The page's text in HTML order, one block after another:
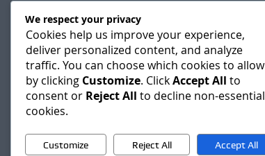
We respect your privacy
Cookies help us improve your experience,
deliver personalized content, and analyze
traffic. You can choose which cookies to allow
by clicking Customize. ClickAccept All to
consent or Reject All to decline non-essential
cookies.
Customize Reject All Accept All